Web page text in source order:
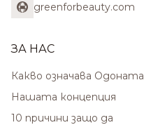
greenforbeauty.com
ЗА НАС
Какво означава Одоната
Нашата концепция
10 причини защо да